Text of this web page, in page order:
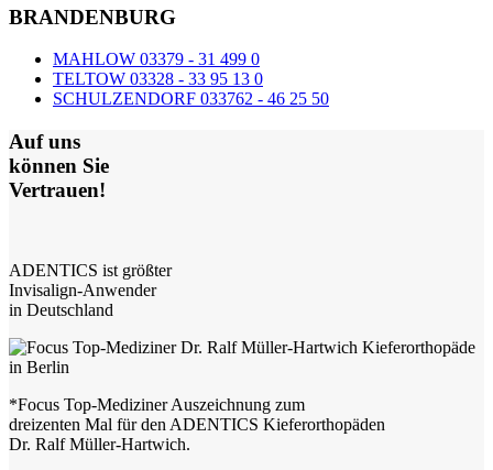
BRANDENBURG
MAHLOW 03379 - 31 499 0
TELTOW 03328 - 33 95 13 0
SCHULZENDORF 033762 - 46 25 50
Auf uns
können Sie
Vertrauen!
ADENTICS ist größter
Invisalign-Anwender
in Deutschland
*Focus Top-Mediziner Auszeichnung zum
dreizenten Mal für den ADENTICS Kieferorthopäden
Dr. Ralf Müller-Hartwich.